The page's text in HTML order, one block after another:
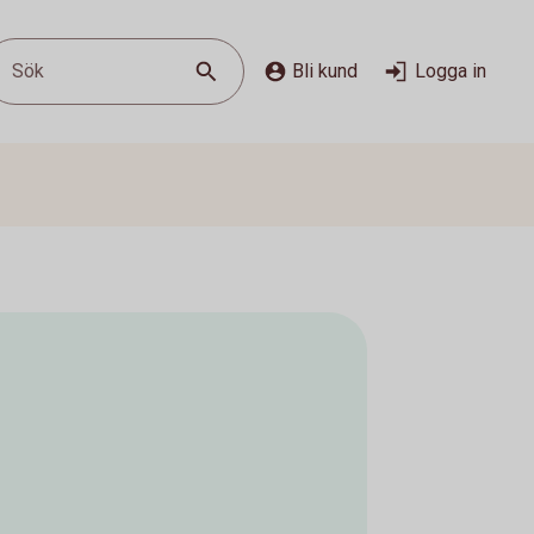
Sök Bli kund Logga in